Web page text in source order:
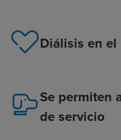
Diálisis en
Se permiten
de servicio